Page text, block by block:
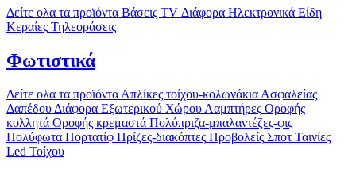
Δείτε ολα τα προϊόντα Βάσεις TV Διάφορα Ηλεκτρονικά Είδη
Κεραίες Τηλεοράσεις
Φωτιστικά
Δείτε ολα τα προϊόντα Απλίκες τοίχου-κολωνάκια Ασφαλείας
Δαπέδου Διάφορα Εξωτερικού Χώρου Λαμπτήρες Οροφής
κολλητά Οροφής κρεμαστά Πολύπριζα-μπαλαντέζες-φις
Πολύφωτα Πορτατίφ Πρίζες-διακόπτες Προβολείς Σποτ Ταινίες
Led Τοίχου